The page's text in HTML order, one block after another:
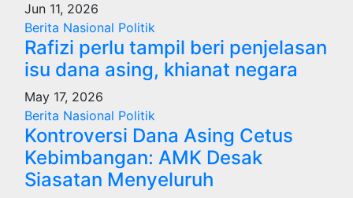
Jun 11, 2026
Berita Nasional Politik
Rafizi perlu tampil beri penjelasan
isu dana asing, khianat negara
May 17, 2026
Berita Nasional Politik
Kontroversi Dana Asing Cetus
Kebimbangan: AMK Desak
Siasatan Menyeluruh